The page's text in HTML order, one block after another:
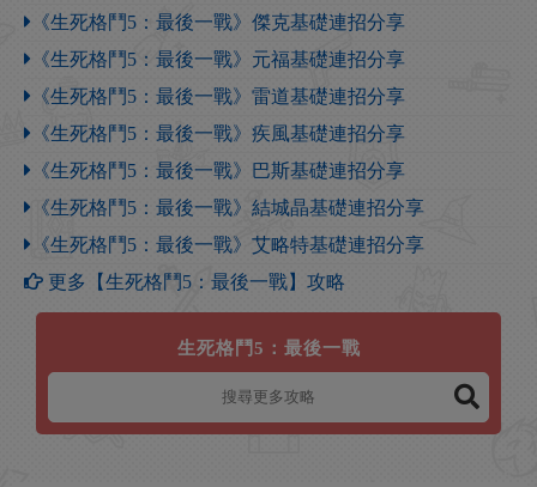
《生死格鬥5：最後一戰》傑克基礎連招分享
《生死格鬥5：最後一戰》元福基礎連招分享
《生死格鬥5：最後一戰》雷道基礎連招分享
《生死格鬥5：最後一戰》疾風基礎連招分享
《生死格鬥5：最後一戰》巴斯基礎連招分享
《生死格鬥5：最後一戰》結城晶基礎連招分享
《生死格鬥5：最後一戰》艾略特基礎連招分享
更多【生死格鬥5：最後一戰】攻略
生死格鬥5：最後一戰